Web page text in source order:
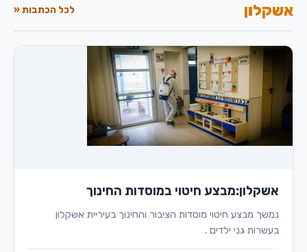
אשקלון לכל הכתבות «
אשקלון:מבצע חיטוי במוסדות החינוך
נמשך מבצע חיטוי מוסדות הציבור והחינוך בעיריית אשקלון
בעשרות גני ילדים .